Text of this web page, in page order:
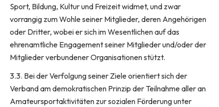
Sport, Bildung, Kultur und Freizeit widmet, und zwar
vorrangig zum Wohle seiner Mitglieder, deren Angehörigen
oder Dritter, wobei er sich im Wesentlichen auf das
ehrenamtliche Engagement seiner Mitglieder und/oder der
Mitglieder verbundener Organisationen stützt.
3.3. Bei der Verfolgung seiner Ziele orientiert sich der
Verband am demokratischen Prinzip der Teilnahme aller an
Amateursportaktivitäten zur sozialen Förderung unter